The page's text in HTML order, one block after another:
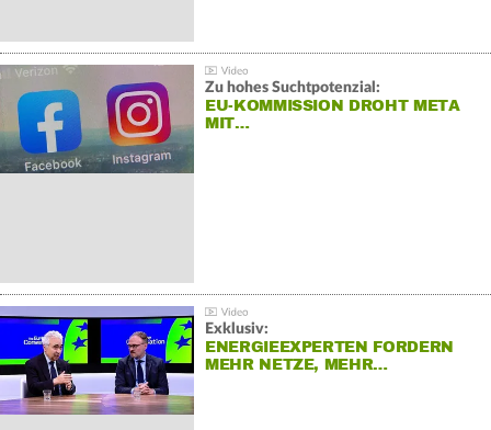
Zu hohes Suchtpotenzial:
EU-KOMMISSION DROHT META
MIT…
Exklusiv:
ENERGIEEXPERTEN FORDERN
MEHR NETZE, MEHR…